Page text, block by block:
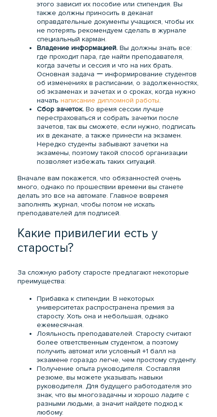
этого зависит их пособие или стипендия. Вы
также должны приносить в деканат
оправдательные документы учащихся, чтобы их
не потерять рекомендуем сделать в журнале
специальный карман.
Владение информацией.Вы должны знать все:
где проходит пара, где найти преподавателя,
когда зачеты и сессия и что на них брать.
Основная задача ー информирование студентов
об изменениях в расписании, о задолженностях,
об экзаменах и зачетах и о сроках, когда нужно
начать написание дипломной работы.
Сбор зачеток. Во время сессии лучше
перестраховаться и собрать зачетки после
зачетов, так вы сможете, если нужно, подписать
их в деканате, а также принести на экзамен.
Нередко студенты забывают зачетки на
экзамены, поэтому такой способ организации
позволяет избежать таких ситуаций.
Вначале вам покажется, что обязанностей очень
много, однако по прошествии времени вы станете
делать это все на автомате. Главное вовремя
заполнять журнал, чтобы потом не искать
преподавателей для подписей.
Какие привилегии есть у
старосты?
За сложную работу старосте предлагают некоторые
преимущества:
Прибавка к стипендии. В некоторых
университетах распространена премия за
старосту. Хоть она и небольшая, однако
ежемесячная.
Лояльность преподавателей. Старосту считают
более ответственным студентом, а поэтому
получить автомат или условный +1 балл на
экзамене гораздо легче, чем простому студенту.
Получение опыта руководителя. Составляя
резюме, вы можете указывать навыки
руководителя. Для будущего работодателя это
знак, что вы многозадачны и хорошо ладите с
разными людьми, а значит найдете подход к
любому.